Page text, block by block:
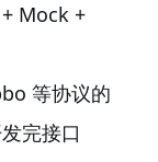
Mock +
等协议的
完接口